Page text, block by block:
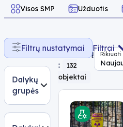
Visos SMP Užduotis
Filtrų nustatymai Filtrai
Dalykų
grupės
Rasta
rezultatų
:
132
objektai